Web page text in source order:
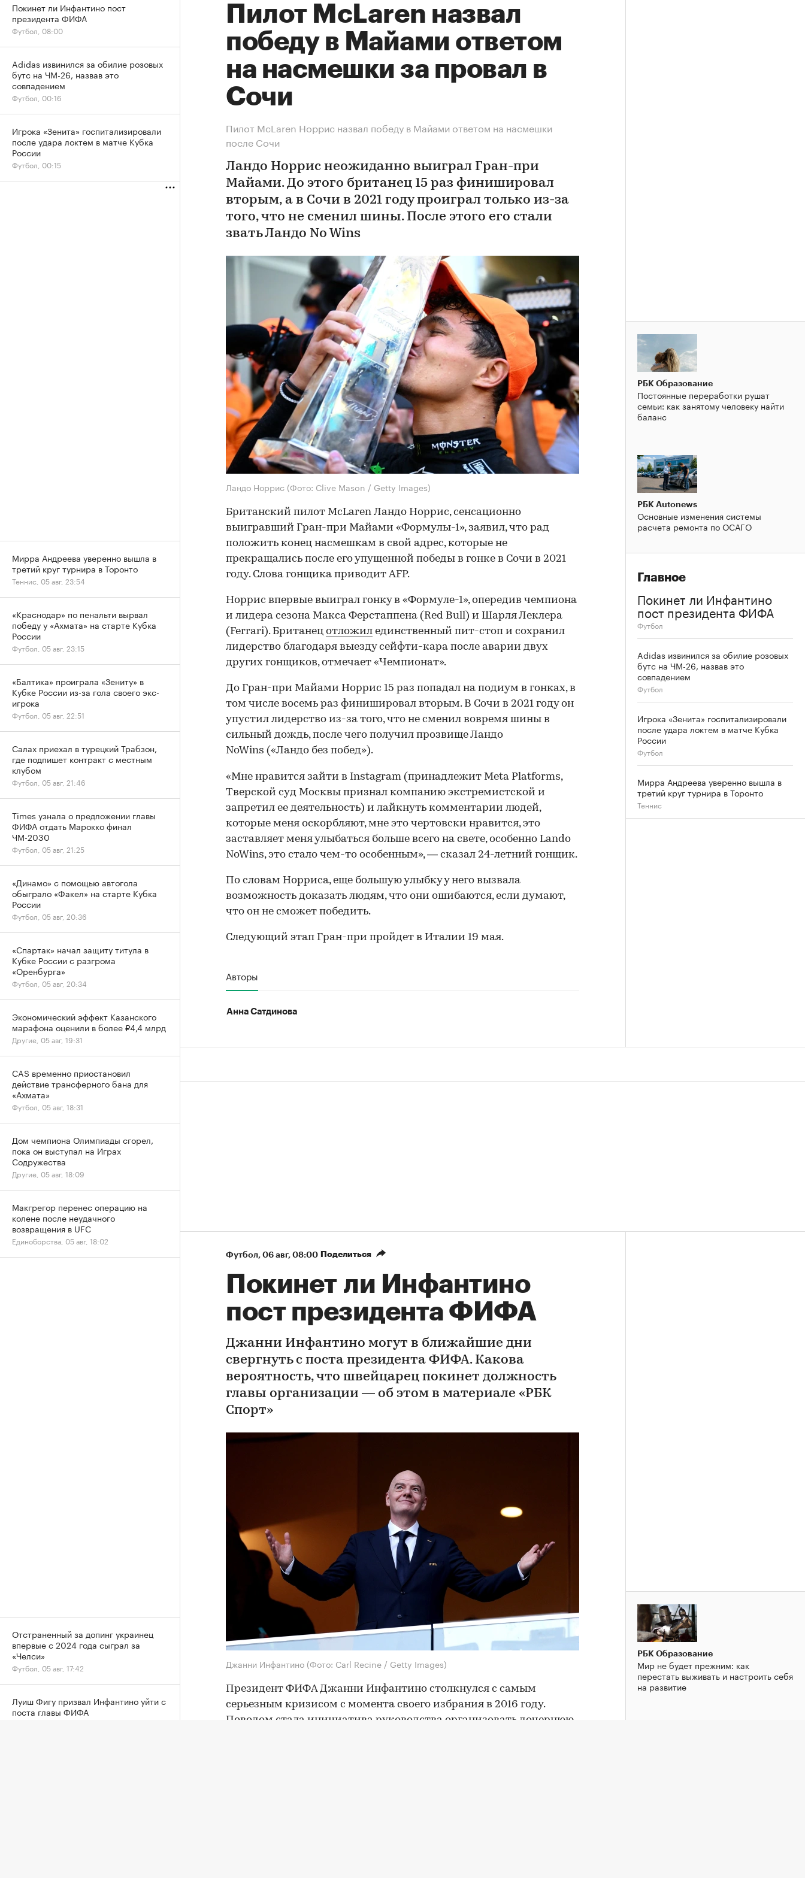
Пилот McLaren назвал
победу в Майами ответом
на насмешки за провал в
Сочи
Пилот McLaren Норрис назвал победу в Майами ответом на насмешки
после Сочи
Ландо Норрис неожиданно выиграл Гран-при
Майами. До этого британец 15 раз финишировал
вторым, а в Сочи в 2021 году проиграл только из-за
того, что не сменил шины. После этого его стали
звать Ландо No Wins
Ландо Норрис (Фото: Clive Mason / Getty Images)
Британский пилот McLaren Ландо Норрис, сенсационно
выигравший Гран-при Майами «Формулы-1», заявил, что рад
положить конец насмешкам в свой адрес, которые не
прекращались после его упущенной победы в гонке в Сочи в 2021
году. Слова гонщика приводит AFP.
Норрис впервые выиграл гонку в «Формуле-1», опередив чемпиона
и лидера сезона Макса Ферстаппена (Red Bull) и Шарля Леклера
(Ferrari). Британец отложил единственный пит-стоп и сохранил
лидерство благодаря выезду сейфти-кара после аварии двух
других гонщиков, отмечает «Чемпионат».
До Гран-при Майами Норрис 15 раз попадал на подиум в гонках, в
том числе восемь раз финишировал вторым. В Сочи в 2021 году он
упустил лидерство из-за того, что не сменил вовремя шины в
сильный дождь, после чего получил прозвище Ландо
NoWins («Ландо без побед»).
«Мне нравится зайти в Instagram (принадлежит Meta Platforms,
Тверской суд Москвы признал компанию экстремистской и
запретил ее деятельность) и лайкнуть комментарии людей,
которые меня оскорбляют, мне это чертовски нравится, это
заставляет меня улыбаться больше всего на свете, особенно Lando
NoWins, это стало чем-то особенным», — сказал 24-летний гонщик.
По словам Норриса, еще большую улыбку у него вызвала
возможность доказать людям, что они ошибаются, если думают,
что он не сможет победить.
Следующий этап Гран-при пройдет в Италии 19 мая.
Авторы
Анна Сатдинова
РБК Образование
Постоянные переработки рушат
семьи: как занятому человеку найти
баланс
РБК Autonews
Основные изменения системы
расчета ремонта по ОСАГО
Главное
Покинет ли Инфантино
пост президента ФИФА
Футбол
Adidas извинился за обилие розовых
бутс на ЧМ-26, назвав это
совпадением
Футбол
Игрока «Зенита» госпитализировали
после удара локтем в матче Кубка
России
Футбол
Мирра Андреева уверенно вышла в
третий круг турнира в Торонто
Теннис
Футбол⁠, 06 авг, 08:00 Поделиться
Покинет ли Инфантино
пост президента ФИФА
Джанни Инфантино могут в ближайшие дни
свергнуть с поста президента ФИФА. Какова
вероятность, что швейцарец покинет должность
главы организации — об этом в материале «РБК
Спорт»
Джанни Инфантино (Фото: Carl Recine / Getty Images)
Президент ФИФА Джанни Инфантино столкнулся с самым
серьезным кризисом с момента своего избрания в 2016 году.
Поводом стала инициатива руководства организовать дочернюю
РБК Образование
Мир не будет прежним: как
перестать выживать и настроить себя
на развитие
Покинет ли Инфантино пост
президента ФИФА
Футбол, 08:00
Adidas извинился за обилие розовых
бутс на ЧМ-26, назвав это
совпадением
Футбол, 00:16
Игрока «Зенита» госпитализировали
после удара локтем в матче Кубка
России
Футбол, 00:15
Мирра Андреева уверенно вышла в
третий круг турнира в Торонто
Теннис, 05 авг, 23:54
«Краснодар» по пенальти вырвал
победу у «Ахмата» на старте Кубка
России
Футбол, 05 авг, 23:15
«Балтика» проиграла «Зениту» в
Кубке России из-за гола своего экс-
игрока
Футбол, 05 авг, 22:51
Салах приехал в турецкий Трабзон,
где подпишет контракт с местным
клубом
Футбол, 05 авг, 21:46
Times узнала о предложении главы
ФИФА отдать Марокко финал
ЧМ-2030
Футбол, 05 авг, 21:25
«Динамо» с помощью автогола
обыграло «Факел» на старте Кубка
России
Футбол, 05 авг, 20:36
«Спартак» начал защиту титула в
Кубке России с разгрома
«Оренбурга»
Футбол, 05 авг, 20:34
Экономический эффект Казанского
марафона оценили в более ₽4,4 млрд
Другие, 05 авг, 19:31
CAS временно приостановил
действие трансферного бана для
«Ахмата»
Футбол, 05 авг, 18:31
Дом чемпиона Олимпиады сгорел,
пока он выступал на Играх
Содружества
Другие, 05 авг, 18:09
Макгрегор перенес операцию на
колене после неудачного
возвращения в UFC
Единоборства, 05 авг, 18:02
Отстраненный за допинг украинец
впервые с 2024 года сыграл за
«Челси»
Футбол, 05 авг, 17:42
Луиш Фигу призвал Инфантино уйти с
поста главы ФИФА